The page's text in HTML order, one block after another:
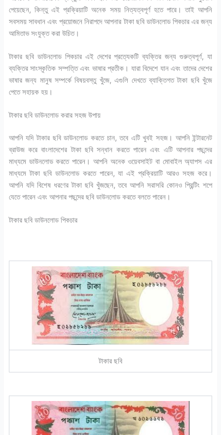
পেয়েছেন, কিন্তু এই প্রক্রিয়াটি অনেক সময় নিত্যত্বপূর্ণ হতে পারে। তাই আপনি
সবসময় সাবধান এবং প্রয়োজনে নিরাপদে আপনার টাকা ছবি ডাউনলোড পিকচার এর জন্য
আমিতাভ সংযুক্ত করা উচিত।
টাকার ছবি ডাউনলোড পিকচার এই দেশের প্রত্যেকটি ব্যক্তির জন্য গুরুত্বপূর্ণ, যা
ব্যক্তির সাংস্কৃতিক সম্পত্তি এবং ভাষার প্রতীক। যারা বিদেশে যান এবং তাদের দেশের
ভাষার জন্য মানুষ সম্পর্কে বিষয়বস্তু খুঁজে, এগুলি দেখতে ব্যাক্তিগত টাকা ছবি খুঁজে
পেতে সহায়ক হয়।
টাকার ছবি ডাউনলোড করার সহজ উপায়
আপনি যদি টাকার ছবি ডাউনলোড করতে চান, তবে এটি খুবই সহজ। আপনি ইন্টারনেট
ব্রাউজ করে বাংলাদেশের টাকা ছবি সন্ধান করতে পারেন এবং এটি আপনার পছন্দের
মাধ্যমে ডাউনলোড করতে পারেন। আপনি অনেক ওয়েবসাইট বা মোবাইল অ্যাপস এর
মাধ্যমে টাকা ছবি ডাউনলোড করতে পারেন, যা এই প্রক্রিয়াটি আরও সহজ করে।
আপনি যদি বিশেষ ধরণের টাকা ছবি খুঁজছেন, তবে আপনি সরাসরি কোনও প্রিন্টিং শপে
যেতে পারেন এবং আপনার পছন্দের ছবি ডাউনলোড করতে বলতে পারেন।
টাকার ছবি ডাউনলোড পিকচার
টাকার ছবি